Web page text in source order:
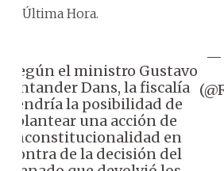
Última Hora.
el ministro Gustavo
Santander Dans, la fiscalía
tendría la posibilidad de
plantear una acción de
inconstitucionalidad en
contra de la decisión del
—